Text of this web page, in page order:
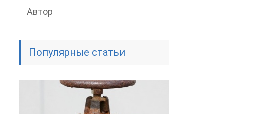
Автор
Популярные статьи